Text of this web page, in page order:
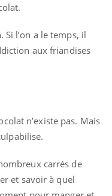
l’on a le temps, il
aux friandises
n’existe pas. Mais
carrés de
et savoir à quel